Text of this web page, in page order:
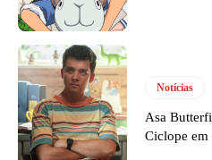
Notícias
Asa
Ciclope em